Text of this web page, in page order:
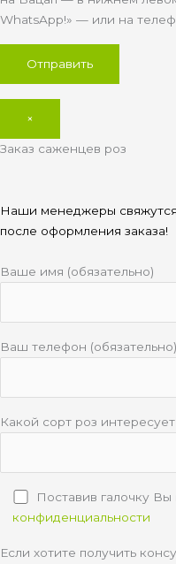
WhatsApp!» — или на
×
Заказ саженцев роз
Наши менеджеры
после оформления заказа!
Ваше имя (обязательно)
Ваш телефон (обязательно)
Какой сорт роз
Поставив галочку
конфиденциальности
Если хотите получить